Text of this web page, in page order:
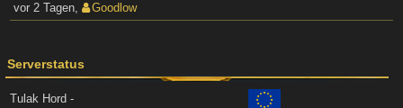
vor 2 Tagen, Goodlow
Serverstatus
Tulak Hord -